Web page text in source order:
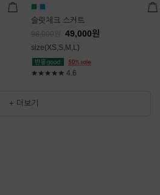
슬릿체크 스커트
98,000 49,000원
size(XS,S,M,L)
★★★★★ 4.6
+ 더보기